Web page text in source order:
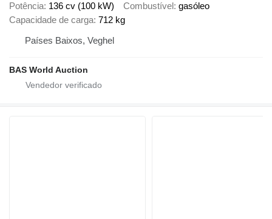
Potência 136 cv (100 kW) Combustível gasóleo
Capacidade de carga 712 kg
Países Baixos, Veghel
BAS World Auction